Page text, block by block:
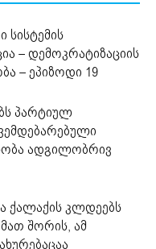
– დემოკრატიზაციის
– ეპიზოდი 19
პარტიულ
ადგილობრივ
ქალაქის კლდეებს
შორის, ამ